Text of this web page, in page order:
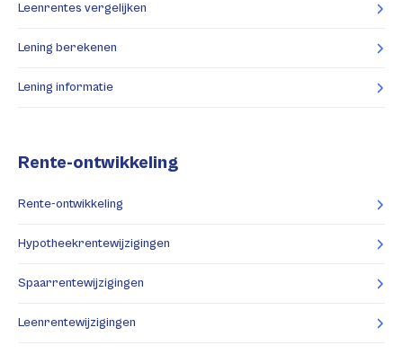
Leenrentes vergelijken
Lening berekenen
Lening informatie
Rente-ontwikkeling
Rente-ontwikkeling
Hypotheekrentewijzigingen
Spaarrentewijzigingen
Leenrentewijzigingen